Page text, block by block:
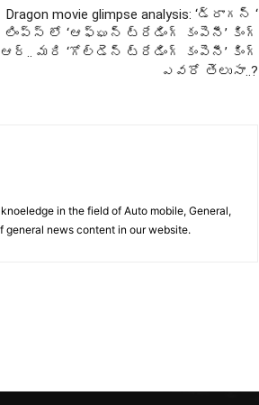
Dragon movie glimpse analysis: ‘డ్రాగన్ ‘
లో ‘ఆఫ్ఘన్ ట్రేడింగ్ కంపెనీ’ కింగ్
మరి ‘గోల్డెన్ ట్రేడింగ్ కంపెనీ’ కింగ్
ఎవరో తెలుసా..?
in the field of Auto mobile, General,
general news content in our website.